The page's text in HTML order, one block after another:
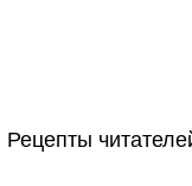
Рецепты